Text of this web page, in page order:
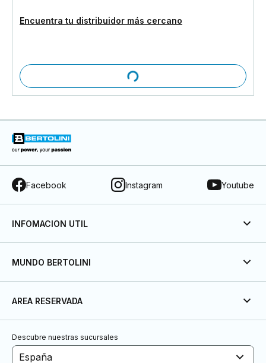
Encuentra tu distribuidor más cercano
Facebook Instagram Youtube
INFOMACION UTIL
MUNDO BERTOLINI
AREA RESERVADA
Descubre nuestras sucursales
España